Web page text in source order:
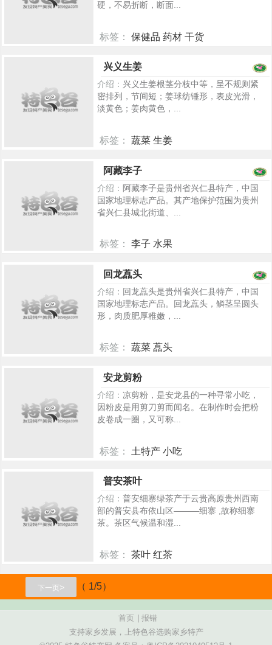
硬，不易折断，断面...
标签： 保健品 药材 干货
兴义生姜
介绍： 兴义生姜根茎分枝中等，呈不规则紧
密排列，节间短；姜球纺锤形，表皮光滑，
淡黄色；姜肉黄色，...
标签： 蔬菜 生姜
阿藏李子
介绍： 阿藏李子是贵州省兴仁县特产，中国
国家地理标志产品。其产地保护范围为贵州
省兴仁县城北街道、...
标签： 李子 水果
回龙藠头
介绍： 回龙藠头是贵州省兴仁县特产，中国
国家地理标志产品。回龙藠头，鳞茎呈圆头
形，肉质肥厚稚嫩，...
标签： 蔬菜 藠头
安龙剪粉
介绍： 凉剪粉，是安龙县的一种寻常小吃，
因粉皮是用剪刀剪而闻名。在制作时会把粉
皮卷成一圈，又可称...
标签： 土特产 小吃
普安茶叶
介绍： 普安细寨绿茶产于云贵高原贵州西南
部的普安县布依山区———细寨 ,故称细寨
茶。茶区气候温和湿...
标签： 茶叶 红茶
262
下一页 > （ 1/5）
首页
报错
支持家乡发展，上特色谷选购家乡特产